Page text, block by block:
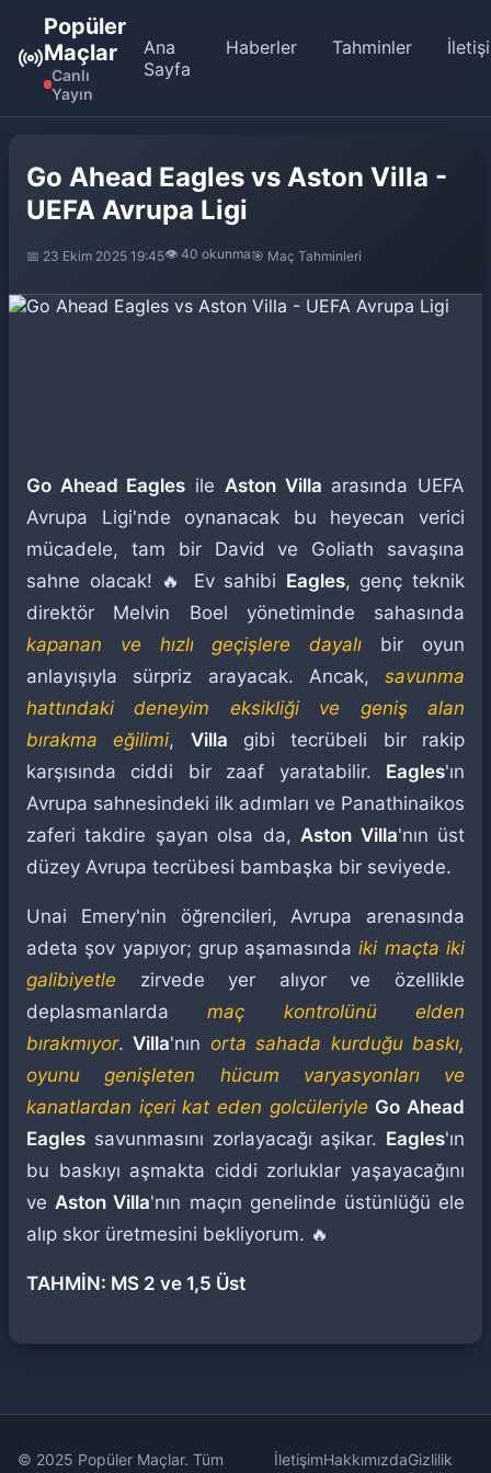
Popüler
Maçlar
Canlı
Yayın
Ana
Sayfa
Haberler Tahminler
Go Ahead Eagles vs Aston Villa -
UEFA Avrupa Ligi
📅 23 Ekim 2025 19:45👁️ 40 okunma🎯 Maç Tahminleri
Go Ahead Eagles ile Aston Villa arasında UEFA
Avrupa Ligi'nde oynanacak bu heyecan verici
mücadele, tam bir David ve Goliath savaşına
sahne olacak! 🔥 Ev sahibi Eagles, genç teknik
direktör Melvin Boel yönetiminde sahasında
kapanan ve hızlı geçişlere dayalı bir oyun
anlayışıyla sürpriz arayacak. Ancak, savunma
hattındaki deneyim eksikliği ve geniş alan
bırakma eğilimi, Villa gibi tecrübeli bir rakip
karşısında ciddi bir zaaf yaratabilir. Eagles'ın
Avrupa sahnesindeki ilk adımları ve Panathinaikos
zaferi takdire şayan olsa da,Aston Villa'nın üst
düzey Avrupa tecrübesi bambaşka bir seviyede.
Unai Emery'nin öğrencileri, Avrupa arenasında
adeta şov yapıyor; grup aşamasındaiki maçta iki
galibiyetle zirvede yer alıyor ve özellikle
deplasmanlardamaç kontrolünü elden
bırakmıyor.Villa'nın orta sahada kurduğu baskı,
oyunu genişleten hücum varyasyonları ve
kanatlardan içeri kat eden golcüleriyle Go Ahead
Eagles savunmasını zorlayacağı aşikar. Eagles'ın
bu baskıyı aşmakta ciddi zorluklar yaşayacağını
veAston Villa'nın maçın genelinde üstünlüğü ele
alıp skor üretmesini bekliyorum. 🔥
TAHMİN: MS 2 ve 1,5 Üst
© 2025 Popüler Maçlar. Tüm
İletişimHakkımızdaGizlilik